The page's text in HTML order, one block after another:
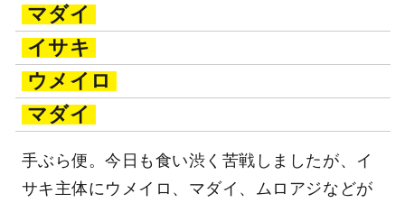
マダイ
イサキ
ウメイロ
マダイ
手ぶら便。今日も食い渋く苦戦しましたが、イ
サキ主体にウメイロ、マダイ、ムロアジなどが